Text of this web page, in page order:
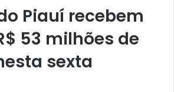
Piauí recebem
53 milhões de
sexta